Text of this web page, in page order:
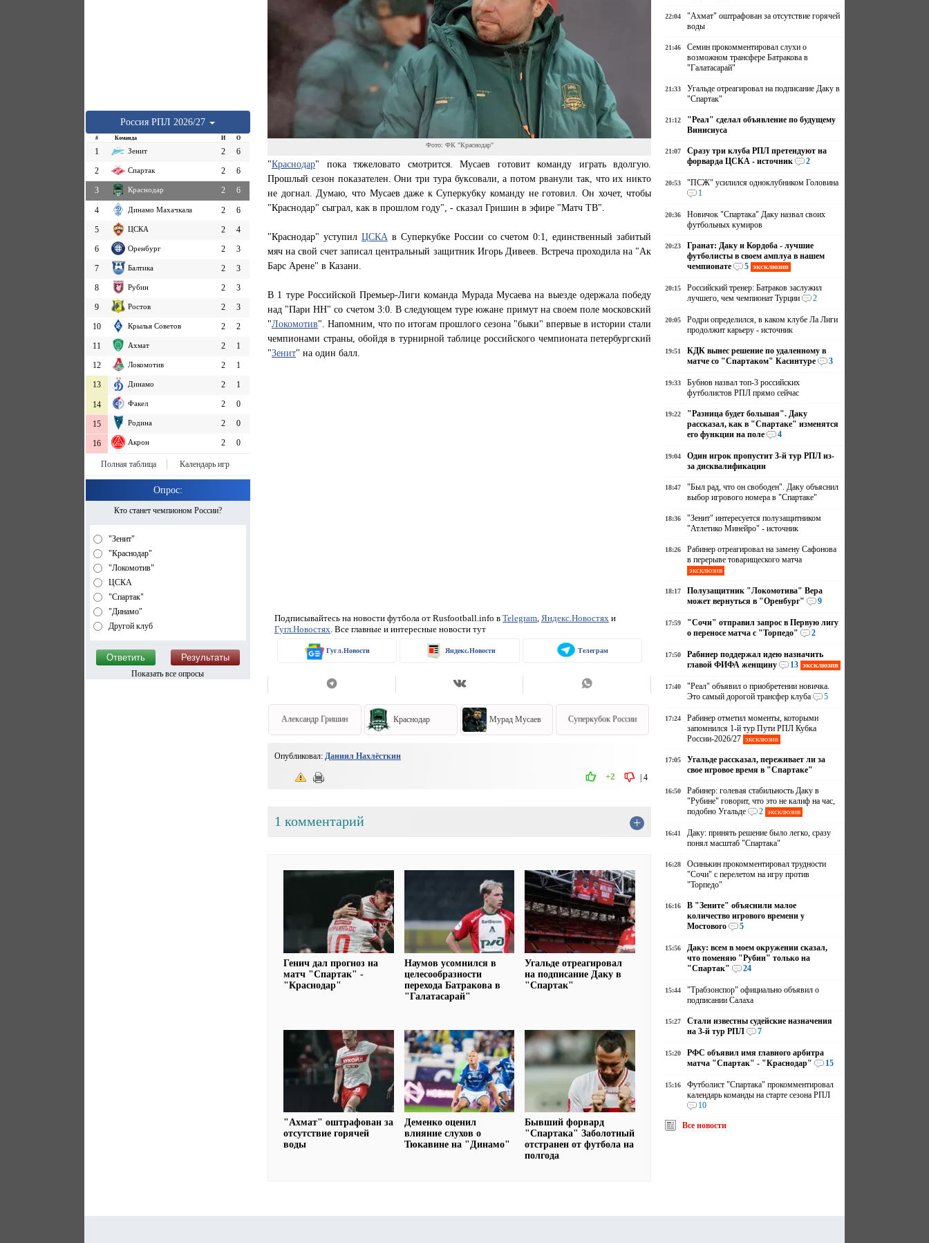
Россия РПЛ 2026/27
# Команда И О
1 Зенит 2
6
2
Спартак 2
6
3
Краснодар 2 6
4 Динамо Махачкала 2
6
5
ЦСКА 2
4
6
Оренбург 2
3
7
Балтика 2
3
8
Рубин 2
3
9
Ростов 2
3
10
Крылья Советов 2
2
11
Ахмат 2
1
12
Локомотив 2
1
13
Динамо 2 1
14 Факел 2 0
15 Родина 2 0
16 Акрон 2 0
Полная таблица Календарь игр
Опрос:
Кто станет чемпионом России?
"Зенит"
"Краснодар"
"Локомотив"
ЦСКА
"Спартак"
"Динамо"
Другой клуб
Показать все опросы
Фото: ФК "Краснодар"
"Краснодар" пока тяжеловато смотрится. Мусаев готовит команду играть вдолгую.
Прошлый сезон показателен. Они три тура буксовали, а потом рванули так, что их никто
не догнал. Думаю, что Мусаев даже к Суперкубку команду не готовил. Он хочет, чтобы
"Краснодар" сыграл, как в прошлом году", - сказал Гришин в эфире "Матч ТВ".
"Краснодар" уступил ЦСКА в Суперкубке России со счетом 0:1, единственный забитый
мяч на свой счет записал центральный защитник Игорь Дивеев. Встреча проходила на "Ак
Барс Арене" в Казани.
В 1 туре Российской Премьер-Лиги команда Мурада Мусаева на выезде одержала победу
над "Пари НН" со счетом 3:0. В следующем туре южане примут на своем поле московский
"Локомотив". Напомним, что по итогам прошлого сезона "быки" впервые в истории стали
чемпионами страны, обойдя в турнирной таблице российского чемпионата петербургский
"Зенит" на один балл.
Подписывайтесь на новости футбола от Rusfootball.info в Telegram, Яндекс.Новостях и
Гугл.Новостях . Все главные и интересные новости тут
Гугл.Новости Яндекс.Новости Телеграм
Александр Гришин Краснодар Мурад Мусаев Суперкубок России
Опубликовал: Даниил Нахлёсткин
|4
+2
1 комментарий +
Генич дал прогноз на
матч "Спартак" -
"Краснодар"
Наумов усомнился в
целесообразности
перехода Батракова в
"Галатасарай"
Угальде отреагировал
на подписание Даку в
"Спартак"
"Ахмат" оштрафован за
отсутствие горячей
воды
Деменко оценил
влияние слухов о
Тюкавине на "Динамо"
Бывший форвард
"Спартака" Заболотный
отстранен от футбола на
полгода
22:04
"Ахмат" оштрафован за отсутствие горячей
воды
21:46
Семин прокомментировал слухи о
возможном трансфере Батракова в
"Галатасарай"
21:33
Угальде отреагировал на подписание Даку в
"Спартак"
21:12
"Реал" сделал объявление по будущему
Винисиуса
21:07
Сразу три клуба РПЛ претендуют на
форварда ЦСКА - источник
2
20:53
"ПСЖ" усилился одноклубником Головина
1
20:36
Новичок "Спартака" Даку назвал своих
футбольных кумиров
20:23
Гранат: Даку и Кордоба - лучшие
футболисты в своем амплуа в нашем
чемпионате
5 эксклюзив
20:15
Российский тренер: Батраков заслужил
лучшего, чем чемпионат Турции
2
20:05
Родри определился, в каком клубе Ла Лиги
продолжит карьеру - источник
19:51
КДК вынес решение по удаленному в
матче со "Спартаком" Касинтуре
3
19:33
Бубнов назвал топ-3 российских
футболистов РПЛ прямо сейчас
19:22
"Разница будет большая". Даку
рассказал, как в "Спартаке" изменятся
его функции на поле
4
19:04
Один игрок пропустит 3-й тур РПЛ из-
за дисквалификации
18:47
"Был рад, что он свободен". Даку объяснил
выбор игрового номера в "Спартаке"
18:36
"Зенит" интересуется полузащитником
"Атлетико Минейро" - источник
18:26
Рабинер отреагировал на замену Сафонова
в перерыве товарищеского матча
эксклюзив
18:17
Полузащитник "Локомотива" Вера
может вернуться в "Оренбург"
9
17:59
"Сочи" отправил запрос в Первую лигу
о переносе матча с "Торпедо"
2
17:50
Рабинер поддержал идею назначить
главой ФИФА женщину
13 эксклюзив
17:40
"Реал" объявил о приобретении новичка.
Это самый дорогой трансфер клуба
5
17:24
Рабинер отметил моменты, которыми
запомнился 1-й тур Пути РПЛ Кубка
России-2026/27 эксклюзив
17:05
Угальде рассказал, переживает ли за
свое игровое время в "Спартаке"
16:50
Рабинер: голевая стабильность Даку в
"Рубине" говорит, что это не калиф на час,
подобно Угальде
2 эксклюзив
16:41
Даку: принять решение было легко, сразу
понял масштаб "Спартака"
16:28
Осинькин прокомментировал трудности
"Сочи" с перелетом на игру против
"Торпедо"
16:16
В "Зените" объяснили малое
количество игрового времени у
Мостового
5
15:56
Даку: всем в моем окружении сказал,
что поменяю "Рубин" только на
"Спартак"
24
15:44
"Трабзонспор" официально объявил о
подписании Салаха
15:27
Стали известны судейские назначения
на 3-й тур РПЛ
7
15:20
РФС объявил имя главного арбитра
матча "Спартак" - "Краснодар"
15
15:16
Футболист "Спартака" прокомментировал
календарь команды на старте сезона РПЛ
10
Все новости